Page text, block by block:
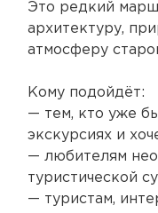
Это редкий
архитектуру,
атмосферу
Кому подойдёт:
— тем, кто уже
экскурсиях и
— любителям
туристической
— туристам,